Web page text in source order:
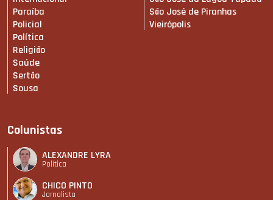
Paraíba
Policial
Política
Religião
Saúde
Sertão
Sousa
São José de Piranhas
Vieirópolis
Colunistas
ALEXANDRE LYRA
Política
CHICO PINTO
Jornalista